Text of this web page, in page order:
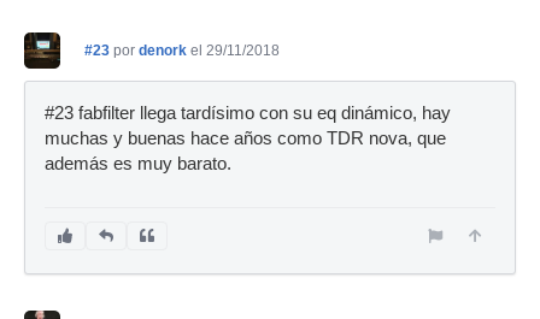
#23 por denork el 29/11/2018
#23 fabfilter llega tardísimo con su eq dinámico, hay
muchas y buenas hace años como TDR nova, que
además es muy barato.